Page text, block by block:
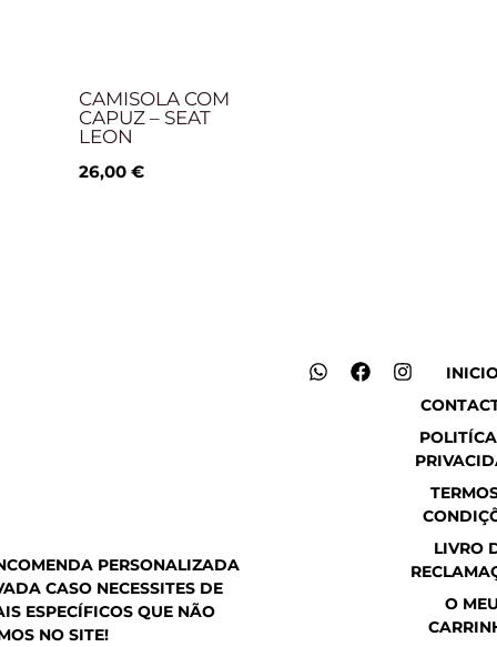
CAMISOLA COM
CAPUZ – SEAT
LEON
26,00 €
PERSONALIZADA
CASO NECESSITES DE
ESPECÍFICOS QUE NÃO
NO SITE!
LIVRO
O
W
F
I